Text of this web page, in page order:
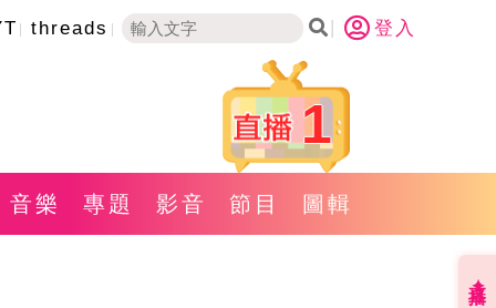
threads 登入
1
音樂 專題 影音 節目 圖輯
直播✦活動